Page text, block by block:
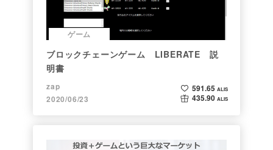
ゲーム
ブロックチェーンゲーム LIBERATE 説
明書
zap
2020/06/23
591.65 ALIS
435.90 ALIS